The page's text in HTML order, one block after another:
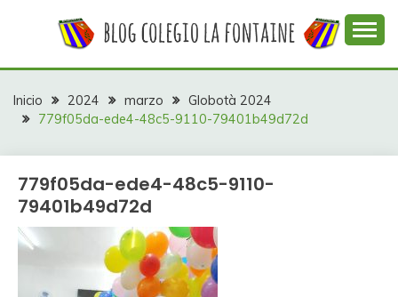
COLEGIO LA
FONTAINE
colegio La Fontaine
Inicio 2024 marzo
Globotà 2024
779f05da-ede4-48c5-9110-79401b49d72d
779f05da-ede4-48c5-9110-
79401b49d72d